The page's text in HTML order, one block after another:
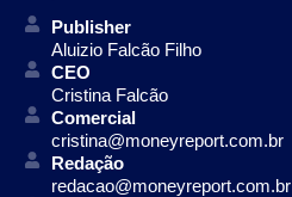
Publisher
Aluizio Falcão Filho
CEO
Cristina Falcão
Comercial
cristina@moneyreport.com.br
Redação
redacao@moneyreport.com.br